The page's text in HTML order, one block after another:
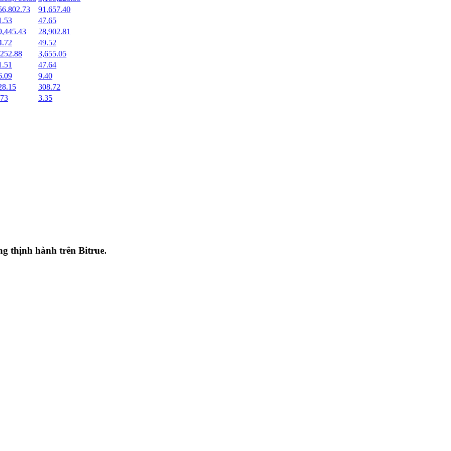
91,657.40
47.65
28,902.81
49.52
3,655.05
47.64
9.40
308.72
3.35
thịnh hành trên Bitrue.